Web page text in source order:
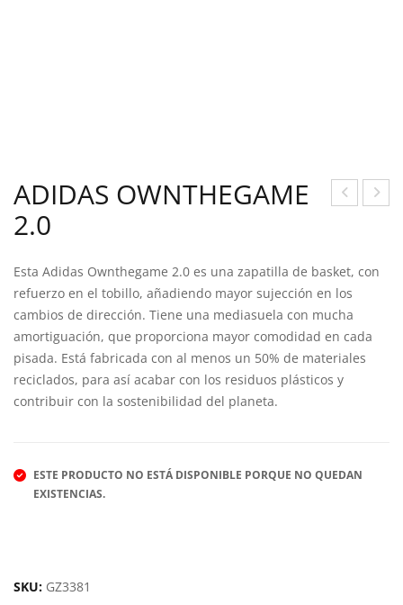
LITE
PLU
S
3.0
GR
CO
ADIDAS OWNTHEGAME
2.0
Esta Adidas Ownthegame 2.0 es una zapatilla de basket, con
refuerzo en el tobillo, añadiendo mayor sujección en los
cambios de dirección. Tiene una mediasuela con mucha
amortiguación, que proporciona mayor comodidad en cada
pisada. Está fabricada con al menos un 50% de materiales
reciclados, para así acabar con los residuos plásticos y
contribuir con la sostenibilidad del planeta.
ESTE PRODUCTO NO ESTÁ DISPONIBLE PORQUE NO QUEDAN
EXISTENCIAS.
SKU: GZ3381